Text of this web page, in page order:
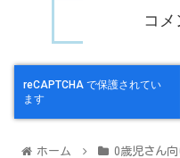
ホーム 0歳児さん向